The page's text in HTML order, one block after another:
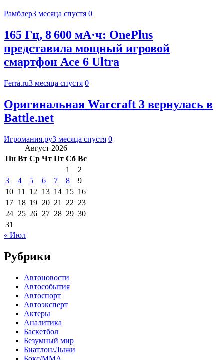
Рамблер3 месяца спустя 0
165 Гц, 8 600 мА·ч: OnePlus
представила мощный игровой
смартфон Ace 6 Ultra
Ferra.ru3 месяца спустя 0
Оригинальная Warcraft 3 вернулась в
Battle.net
Игромания.ру3 месяца спустя 0
Август 2026
Пн Вт Ср Чт Пт Сб Вс
1
2
3
4 5 6 7 8
9
10 11 12 13 14 15 16
17 18 19 20 21 22 23
24 25 26 27 28 29 30
31
« Июл
Рубрики
Автоновости
Автособытия
Автоспорт
Автоэксперт
Актеры
Аналитика
Баскетбол
Безумный мир
Биатлон/Лыжи
Бокс/MMA